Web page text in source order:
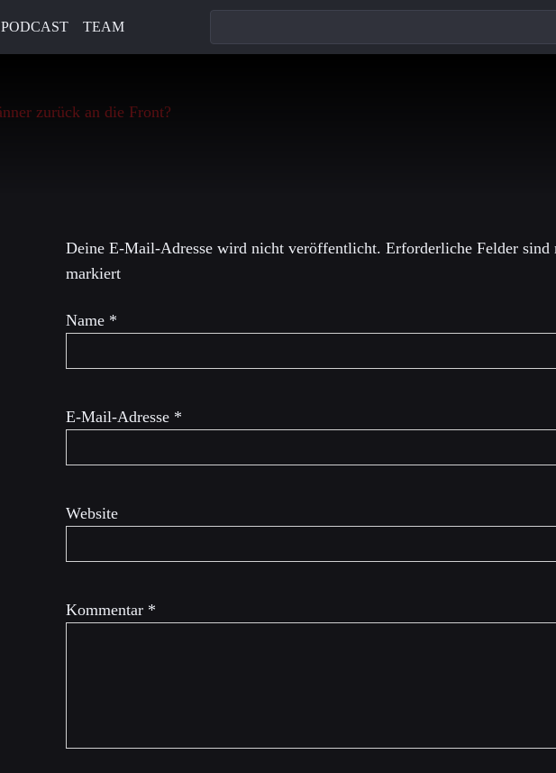
PODCAST TEAM
Deine E-Mail-Adresse wird nicht veröffentlicht. Erforderliche Felder
markiert
Kommentar *
Name *
E-Mail-Adresse *
Website